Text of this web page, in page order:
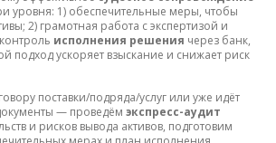
уровня: 1) обеспечительные меры, чтобы
2) грамотная работа с экспертизой и
исполнения решения через банк,
подход ускоряет взыскание и снижает риск
поставки/подряда/услуг или уже идёт
— проведём экспресс-аудит
и рисков вывода активов, подготовим